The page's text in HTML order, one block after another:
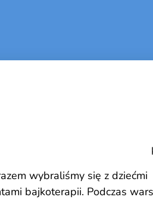
wybraliśmy się z
bajkoterapii. Podczas